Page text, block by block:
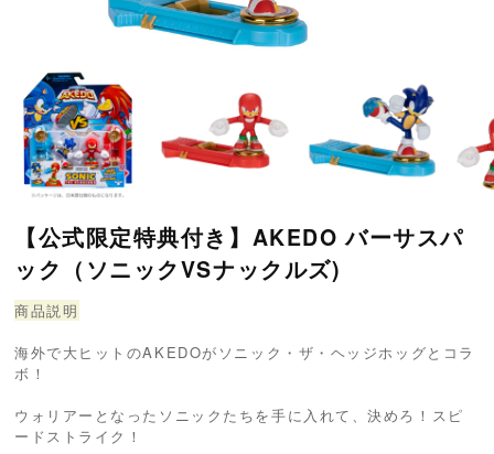
【公式限定特典付き】AKEDO バーサスパ
ック（ソニックVSナックルズ)
商品説明
海外で大ヒットのAKEDOがソニック・ザ・ヘッジホッグとコラ
ボ！
ウォリアーとなったソニックたちを手に入れて、決めろ！スピ
ードストライク！